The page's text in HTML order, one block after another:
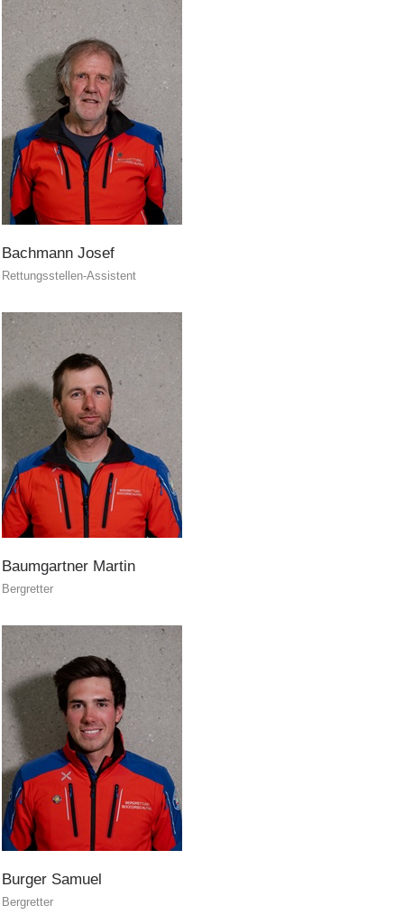
Aktuell
Jahresberichte
MITGLIED WERDEN
Bachmann Josef
Rettungsstellen-Assistent
Baumgartner Martin
Bergretter
Burger Samuel
Bergretter